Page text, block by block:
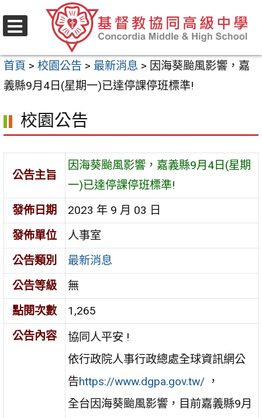
至
要
內
區
首頁 > 校園公告 > 最新消息 > 因海葵颱風影響，嘉
義縣9月4日(星期一)已達停課停班標準!
校園公告
公告主旨
因海葵颱風影響，嘉義縣9月4日(星期
一)已達停課停班標準!
發佈日期
2023 年 9 月 03 日
發佈單位
人事室
公告類別
最新消息
公告等級
無
點閱次數
1,265
公告內容
協同人平安 !
依行政院人事行政總處全球資訊網公
告https://www.dgpa.gov.tw/ ，
全台因海葵颱風影響，目前嘉義縣9月
選
單